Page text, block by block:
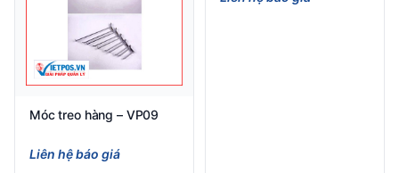
Móc treo hàng – VP09
Liên hệ báo giá